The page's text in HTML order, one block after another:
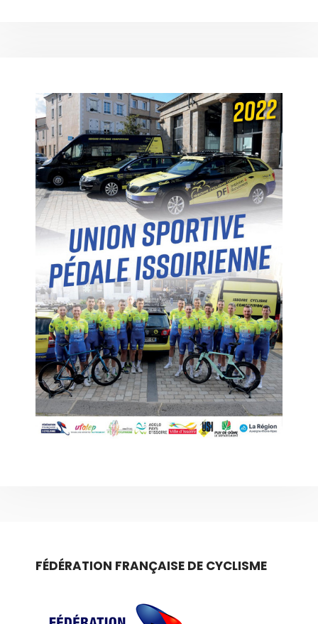
FÉDÉRATION FRANÇAISE DE CYCLISME